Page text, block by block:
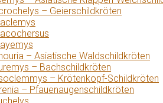
– Geierschildkröten
– Asiatische Waldschildkröten
– Bachschildkröten
– Krötenkopf-Schildkröten
– Pfauenaugenschildkröten